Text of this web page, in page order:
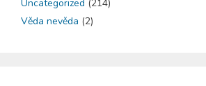
Uncategorized (214)
Věda nevěda (2)